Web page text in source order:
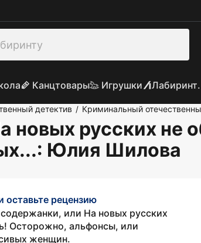
Канцтовары Игрушки
детектив / Криминальный
новых русских
: Юлия Шилова
оставьте рецензию
или На новых русских
Осторожно, альфонсы, или
женщин.